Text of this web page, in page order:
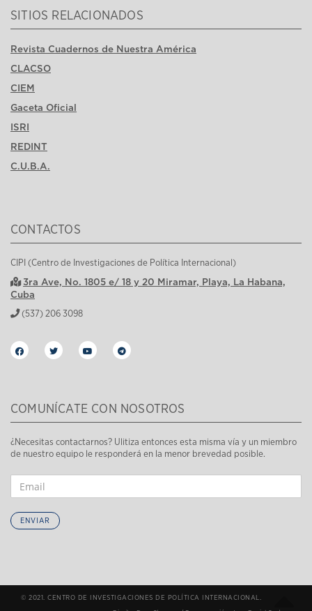
SITIOS RELACIONADOS
Revista Cuadernos de Nuestra América
CLACSO
CIEM
Gaceta Oficial
ISRI
REDINT
C.U.B.A.
CONTACTOS
CIPI (Centro de Investigaciones de Política Internacional)
3ra Ave, No. 1805 e/ 18 y 20 Miramar, Playa, La Habana,
Cuba
(537) 206 3098
COMUNÍCATE CON NOSOTROS
¿Necesitas contactarnos? Ulitiza entonces esta misma vía y un miembro
de nuestro equipo le responderá en la menor brevedad posible.
ENVIAR
© 2021. CENTRO DE INVESTIGACIONES DE POLÍTICA INTERNACIONAL.